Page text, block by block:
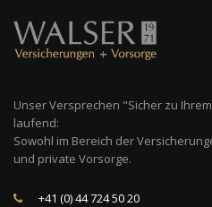
Unser Versprechen "Sicher zu
laufend:
Sowohl im Bereich der
und private Vorsorge.
+41 (0) 44 724 50 20